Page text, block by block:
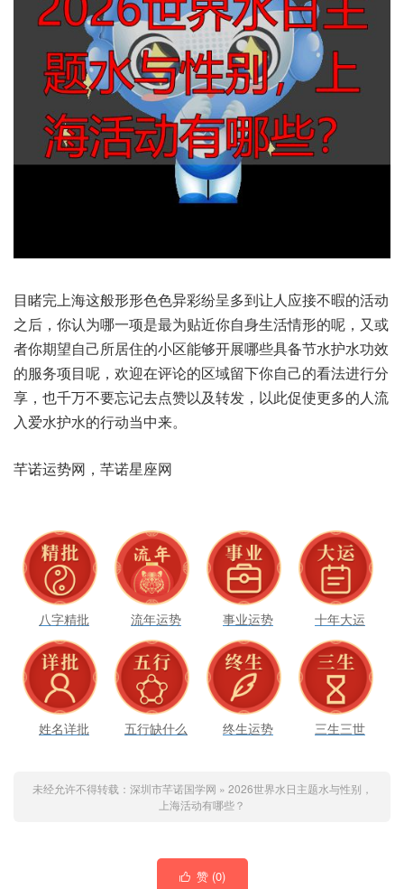
目睹完上海这般形形色色异彩纷呈多到让人应接不暇的活动
之后，你认为哪一项是最为贴近你自身生活情形的呢，又或
者你期望自己所居住的小区能够开展哪些具备节水护水功效
的服务项目呢，欢迎在评论的区域留下你自己的看法进行分
享，也千万不要忘记去点赞以及转发，以此促使更多的人流
入爱水护水的行动当中来。
芊诺运势网，芊诺星座网
八字精批 流年运势 事业运势 十年大运
姓名详批 五行缺什么 终生运势 三生三世
未经允许不得转载： 深圳市芊诺国学网 » 2026世界水日主题水与性别，
上海活动有哪些？
 赞 (0)